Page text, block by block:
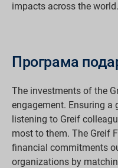
impacts across the world.
Програма
The investments of the
engagement. Ensuring a
listening to Greif
most to them. The Greif
financial commitments
organizations by